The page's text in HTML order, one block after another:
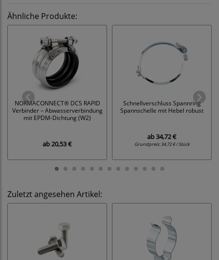
Ähnliche Produkte:
NORMACONNECT® DCS RAPID
Verbinder – Abwasserverbindung
mit EPDM-Dichtung (W2)
ab20,53 €
Schnellverschluss Spannring
Spannschelle mit Hebel robust
ab34,72 €
Grundpreis:34,72 € / Stück
Zuletzt angesehen Artikel: